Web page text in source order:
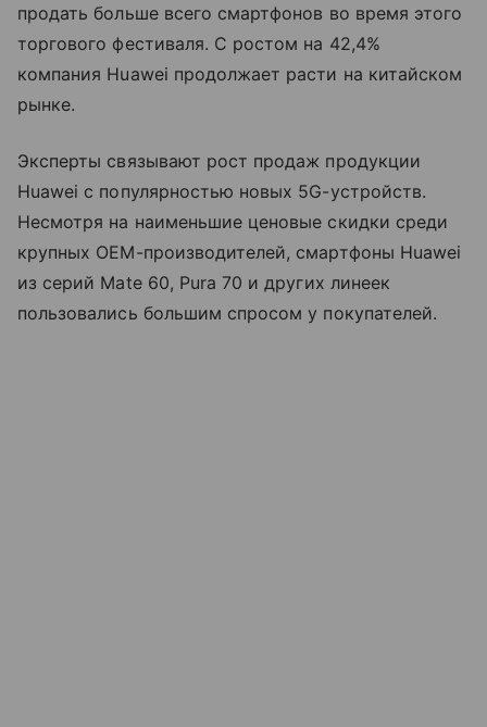
продать больше всего смартфонов во время этого
торгового фестиваля. С ростом на 42,4%
компания Huawei продолжает расти на китайском
рынке.
Эксперты связывают рост продаж продукции
Huawei с популярностью новых 5G-устройств.
Несмотря на наименьшие ценовые скидки среди
крупных OEM-производителей, смартфоны Huawei
из серий Mate 60, Pura 70 и других линеек
пользовались большим спросом у покупателей.